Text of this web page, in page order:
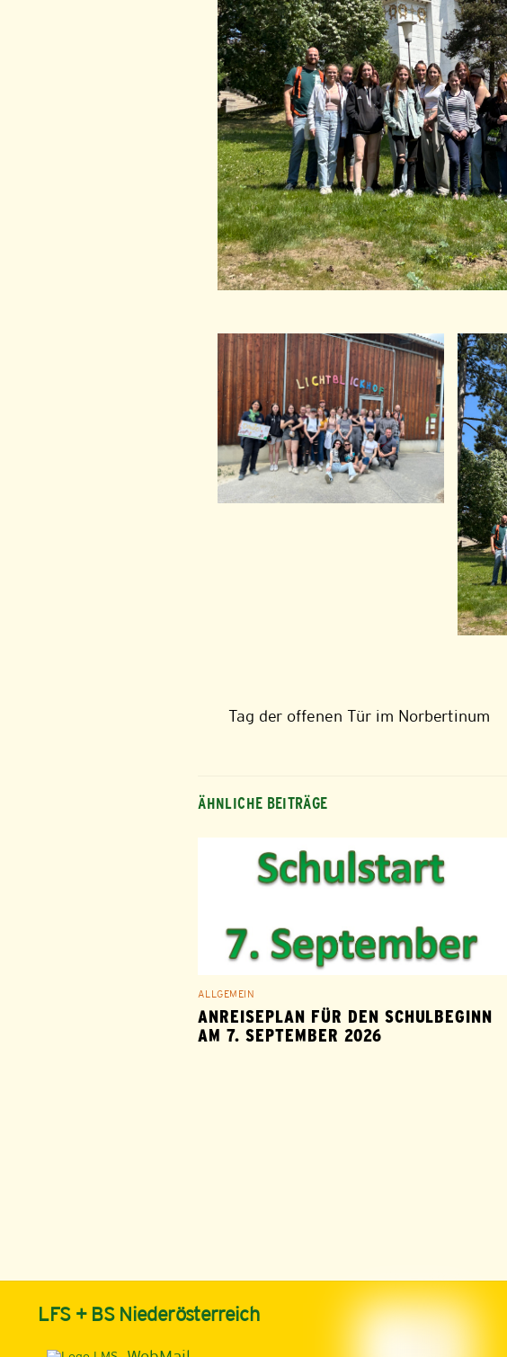
Tag der offenen Tür im Norbertinum
ÄHNLICHE BEITRÄGE
ALLGEMEIN
ANREISEPLAN FÜR DEN SCHULBEGINN
AM 7. SEPTEMBER 2026
LFS + BS Niederösterreich